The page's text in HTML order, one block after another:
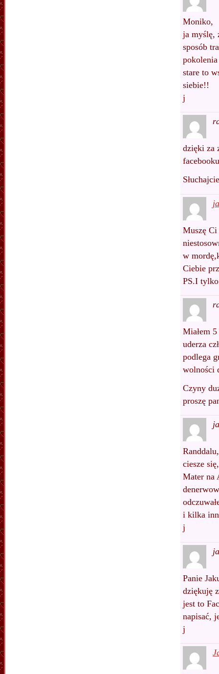
Moniko,
ja myślę,
sposób
stare to
siebie!!
j
dzięki za
Muszę Ci
w
Ciebie
PS.I
Miałem
uderza
podlega
wolności
Czyny
proszę
Randdalu,
ciesze
Mater na
i kilka
j
Panie
dziękuję
jest to
napisać,
j